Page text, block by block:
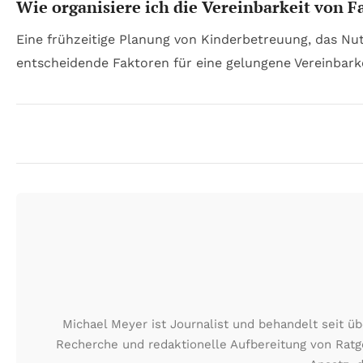
Wie organisiere ich die Vereinbarkeit von
Eine frühzeitige Planung von Kinderbetreuung, das
entscheidende Faktoren für eine gelungene
Michael Meyer ist Journalist und behandelt seit
Recherche und redaktionelle Aufbereitung von